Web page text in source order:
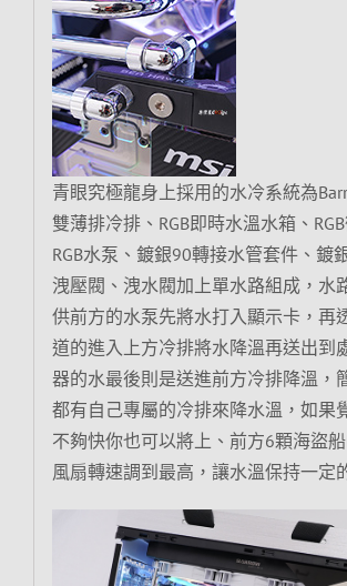
青眼究極龍身上採用的水冷系統為
雙薄排冷排、RGB即時水溫水箱、
RGB水泵、鍍銀90轉接水管套件、鍍
洩壓閥、洩水閥加上單水路組成，水
供前方的水泵先將水打入顯示卡，再
道的進入上方冷排將水降溫再送出到
器的水最後則是送進前方冷排降溫，
都有自己專屬的冷排來降水溫，如果
不夠快你也可以將上、前方6顆海盜船
風扇轉速調到最高，讓水溫保持一定